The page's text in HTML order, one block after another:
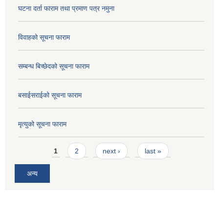
घटना दर्ता फाराम तथा प्रमाण पत्र नमुना
विवाहको सूचना फाराम
सम्बन्ध बिच्छेदको सूचना फाराम
बसाईसराईको सूचना फाराम
मृत्युको सूचना फाराम
Pages1 2 next › last »
अन्य